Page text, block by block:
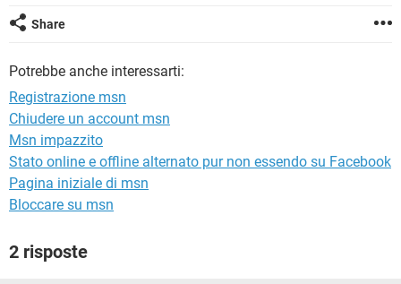
HARDWARE
TIKTOK
Share
Potrebbe anche interessarti:
Registrazione msn
Chiudere un account msn
Msn impazzito
Stato online e offline alternato pur non essendo su Facebook
Pagina iniziale di msn
Bloccare su msn
2 risposte